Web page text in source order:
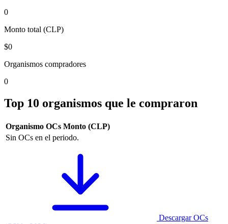
0
Monto total (CLP)
$0
Organismos compradores
0
Top 10 organismos que le compraron
Organismo OCs Monto (CLP)
Sin OCs en el periodo.
Descargar OCs